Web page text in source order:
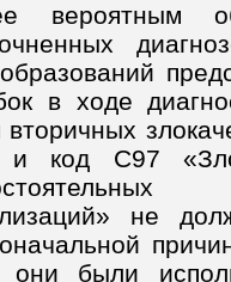
вероятным
в ходе
вторичных
код С97
не
они были